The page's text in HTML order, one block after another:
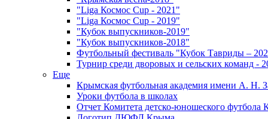
"Liga Космос Cup - 2021"
"Liga Космос Cup - 2019"
"Кубок выпускников-2019"
"Кубок выпускников-2018"
Футбольный фестиваль "Кубок Тавриды –
Турнир среди дворовых и сельских команд -
Еще
Крымская футбольная академия имени А. Н.
Уроки футбола в школах
Отчет Комитета детско-юношеского футбола